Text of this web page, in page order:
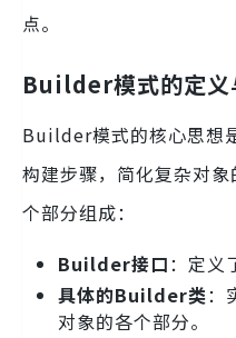
点。
Builder模式的定义
Builder模式的核心思想
构建步骤，简化复杂对
个部分组成：
Builder接口：定义
具体的Builder类：
对象的各个部分。